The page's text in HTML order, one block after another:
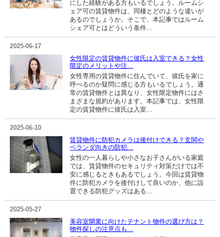
にした経験がある方もいるでしょう。ルームシ
ェア可の賃貸物件は、同棲とどのような違いが
あるのでしょうか。そこで、本記事ではルーム
シェア可とはどういう条件...
2025-06-17
女性限定の賃貸物件に彼氏は入室できる？女性
限定のメリットや注...
女性専用の賃貸物件に住んでいて、彼氏を家に
呼べるのか疑問に感じる方もいるでしょう。通
常の賃貸物件とは異なり、女性限定物件にはさ
まざまな規約があります。本記事では、女性限
定の賃貸物件に彼氏は入室...
2025-06-10
賃貸物件に防犯カメラは後付けできる？玄関や
ベランダ向きの防犯...
女性の一人暮らしや小さなお子さんがいる家庭
では、賃貸物件のセキュリティ対策だけでは不
安に感じるときもあるでしょう。今回は賃貸物
件に防犯カメラを後付けして良いのか、他に設
置できる防犯グッズはある...
2025-05-27
美容室開業に向けたテナント物件の選び方は？
物件探しの注意点も...